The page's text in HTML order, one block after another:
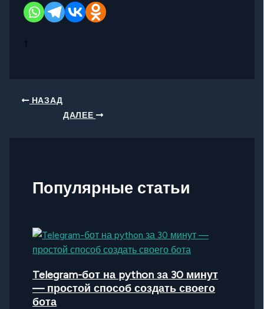
1
НАЗАД
ДАЛЕЕ
Популярные статьи
Telegram-бот на python за 30 минут
— простой способ создать своего
бота